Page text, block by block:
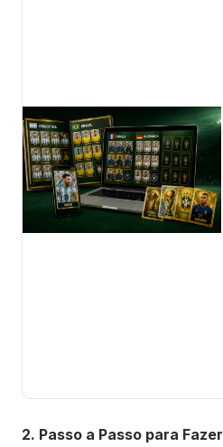
2. Passo a Passo para